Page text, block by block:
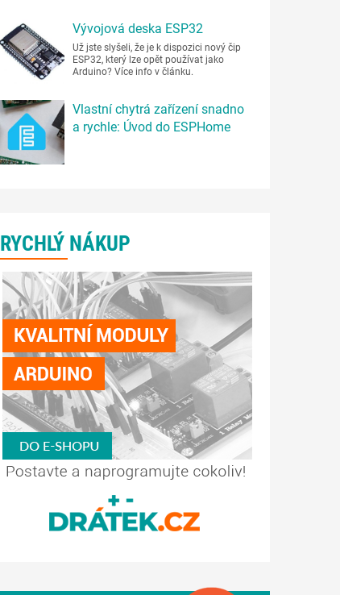
Vývojová deska ESP32
Už jste slyšeli, že je k dispozici nový čip
ESP32, který lze opět používat jako
Arduino? Více info v článku.
Vlastní chytrá zařízení snadno
a rychle: Úvod do ESPHome
RYCHLÝ NÁKUP